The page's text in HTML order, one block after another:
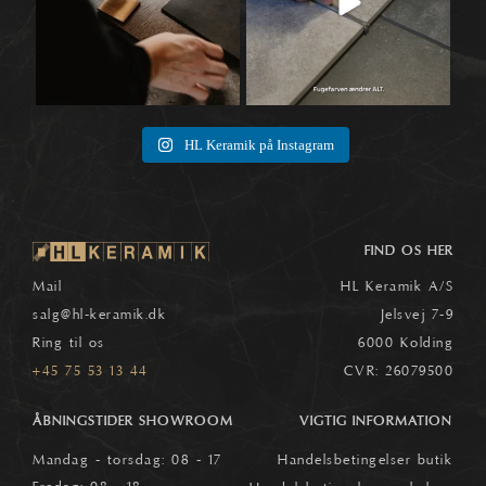
HL Keramik på Instagram
Mail
salg@hl-keramik.dk
Ring til os
+45 75 53 13 44
FIND OS HER
HL Keramik A/S
Jelsvej 7-9
6000 Kolding
CVR: 26079500
ÅBNINGSTIDER SHOWROOM
Mandag - torsdag: 08 - 17
VIGTIG INFORMATION
Handelsbetingelser butik